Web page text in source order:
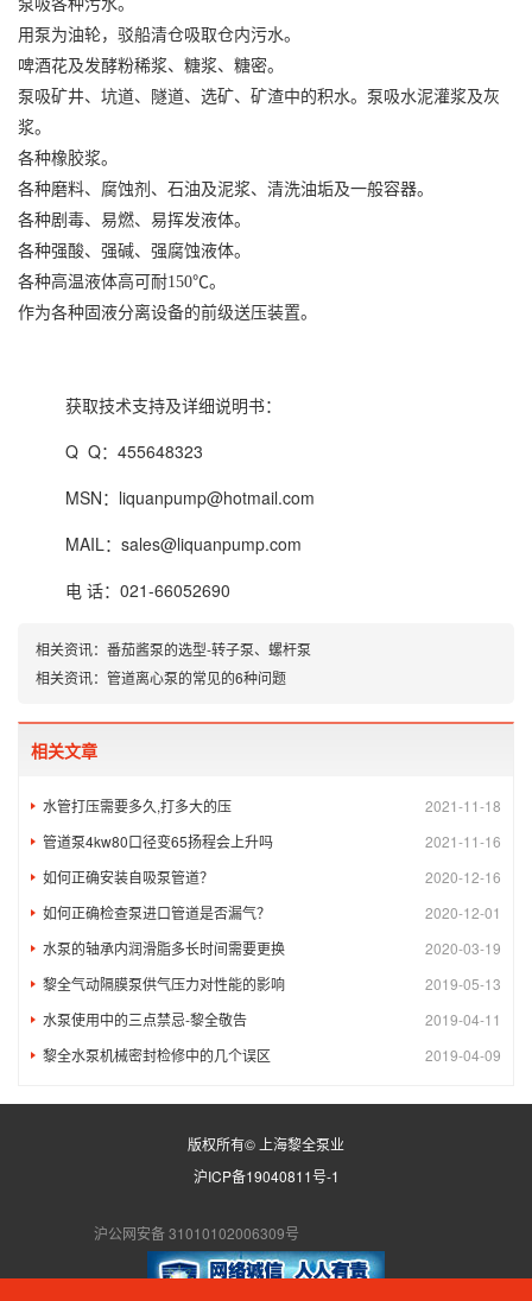
泵吸各种污水。
用泵为油轮，驳船清仓吸取仓内污水。
啤酒花及发酵粉稀浆、糖浆、糖密。
泵吸矿井、坑道、隧道、选矿、矿渣中的积水。泵吸水泥灌浆及灰
浆。
各种橡胶浆。
各种磨料、腐蚀剂、石油及泥浆、清洗油垢及一般容器。
各种剧毒、易燃、易挥发液体。
各种强酸、强碱、强腐蚀液体。
各种高温液体高可耐150℃。
作为各种固液分离设备的前级送压装置。
获取技术支持及详细说明书：
Q Q： 455648323
MSN： liquanpump@hotmail.com
MAIL： sales@liquanpump.com
电 话： 021-66052690
相关资讯： 番茄酱泵的选型-转子泵、螺杆泵
相关资讯： 管道离心泵的常见的6种问题
相关文章
2021-11-18
水管打压需要多久,打多大的压
2021-11-16
管道泵4kw80口径变65扬程会上升吗
2020-12-16
如何正确安装自吸泵管道？
2020-12-01
如何正确检查泵进口管道是否漏气？
2020-03-19
水泵的轴承内润滑脂多长时间需要更换
2019-05-13
黎全气动隔膜泵供气压力对性能的影响
2019-04-11
水泵使用中的三点禁忌-黎全敬告
2019-04-09
黎全水泵机械密封检修中的几个误区
版权所有© 上海黎全泵业
沪ICP备19040811号-1
沪公网安备 31010102006309号